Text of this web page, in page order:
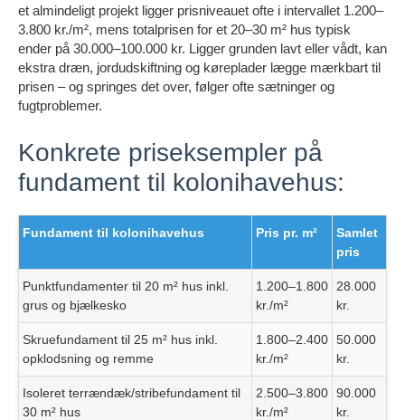
et almindeligt projekt ligger prisniveauet ofte i intervallet 1.200–
3.800 kr./m², mens totalprisen for et 20–30 m² hus typisk
ender på 30.000–100.000 kr. Ligger grunden lavt eller vådt, kan
ekstra dræn, jordudskiftning og køreplader lægge mærkbart til
prisen – og springes det over, følger ofte sætninger og
fugtproblemer.
Konkrete priseksempler på
fundament til kolonihavehus:
Fundament til kolonihavehus Pris pr. m²
Samlet
pris
Punktfundamenter til 20 m² hus inkl.
grus og bjælkesko
1.200–1.800
kr./m²
28.000
kr.
Skruefundament til 25 m² hus inkl.
opklodsning og remme
1.800–2.400
kr./m²
50.000
kr.
Isoleret terrændæk/stribefundament til
30 m² hus
2.500–3.800
kr./m²
90.000
kr.